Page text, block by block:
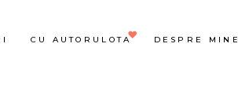
CU AUTORULOTA DESPRE MINE